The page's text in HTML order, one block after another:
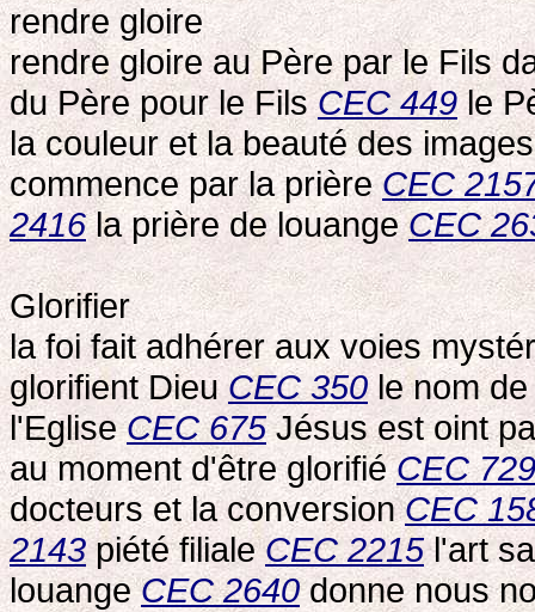
rendre gloire
rendre gloire au Père par le Fils
du Père pour le FilsCEC 449le
la couleur et la beauté des
commence par la prièreCEC
2416la prière de louangeCEC
Glorifier
la foi fait adhérer aux voies
glorifient Dieu CEC 350le nom
l'EgliseCEC 675Jésus est oint
au moment d'être glorifiéCEC 729
docteurs et la conversionCEC
2143piété filialeCEC 2215l'art
louangeCEC 2640donne nous